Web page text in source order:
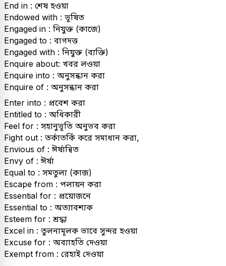
End in : শেষ হওয়া
Endowed with : ভূষিত
Engaged in : নিযুক্ত (কাজে)
Engaged to : বাগদত্ত
Engaged with : নিযুক্ত (ব্যক্তি)
Enquire about: খবর লওয়া
Enquire into : অনুসন্ধান করা
Enquire of : অনুসন্ধান করা
Enter into : প্রবেশ করা
Entitled to : অধিকারী
Feel for : সহানুভূতি অনুভব করা
Fight out : তর্কাতর্কি করে সমাধান করা,
Envious of : ঈর্ষান্বিত
Envy of : ঈর্ষা
Equal to : সমতুল্য (কাজ)
Escape from : পলায়ন করা
Essential for : প্রয়োজনে
Essential to : অত্যাবশ্যক
Esteem for : শ্ৰদ্ধা
Excel in : তুলনামূলক ভাবে সুন্দর হওয়া
Excuse for : অব্যাহতি দেওয়া
Exempt from : রেহাই দেওয়া